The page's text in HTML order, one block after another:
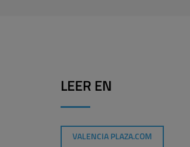
LEER EN
VALENCIA PLAZA.COM